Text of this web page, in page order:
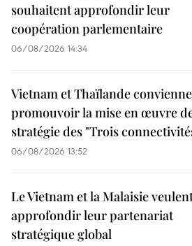
souhaitent approfondir leur
coopération parlementaire
06/08/2026 14:34
Vietnam et Thaïlande
promouvoir la mise en œuvre
stratégie des "Trois
06/08/2026 13:52
Le Vietnam et la Malaisie
approfondir leur partenariat
stratégique global